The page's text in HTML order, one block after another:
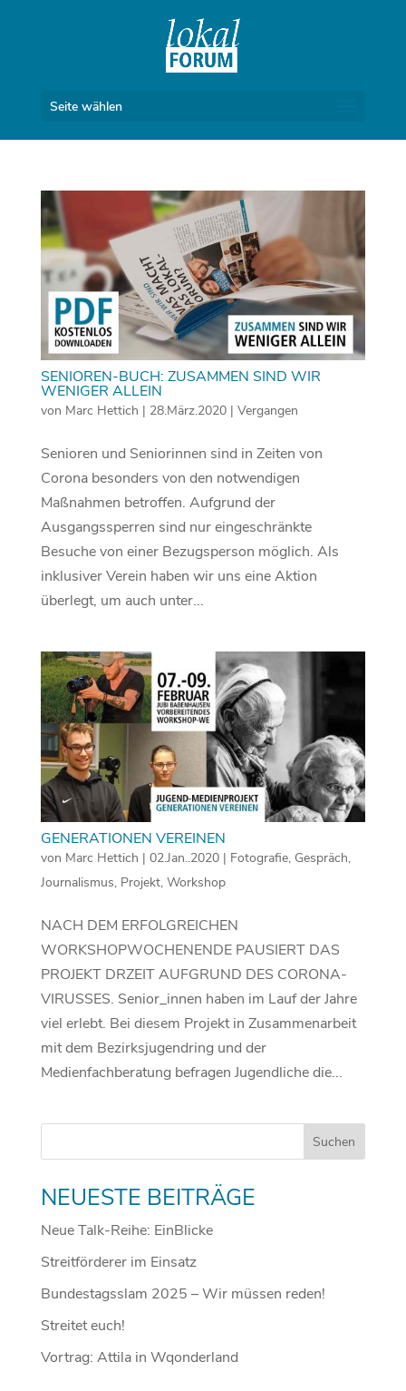
Seite wählen
SENIOREN-BUCH: ZUSAMMEN SIND WIR
WENIGER ALLEIN
von Marc Hettich | 28.März.2020| Vergangen
Senioren und Seniorinnen sind in Zeiten von
Corona besonders von den notwendigen
Maßnahmen betroffen. Aufgrund der
Ausgangssperren sind nur eingeschränkte
Besuche von einer Bezugsperson möglich. Als
inklusiver Verein haben wir uns eine Aktion
überlegt, um auch unter...
GENERATIONEN VEREINEN
von Marc Hettich | 02.Jan..2020| Fotografie, Gespräch,
Journalismus, Projekt, Workshop
NACH DEM ERFOLGREICHEN
WORKSHOPWOCHENENDE PAUSIERT DAS
PROJEKT DRZEIT AUFGRUND DES CORONA-
VIRUSSES. Senior_innen haben im Lauf der Jahre
viel erlebt. Bei diesem Projekt in Zusammenarbeit
mit dem Bezirksjugendring und der
Medienfachberatung befragen Jugendliche die...
NEUESTE BEITRÄGE
Neue Talk-Reihe: EinBlicke
Streitförderer im Einsatz
Bundestagsslam 2025 – Wir müssen reden!
Streitet euch!
Vortrag: Attila in Wqonderland